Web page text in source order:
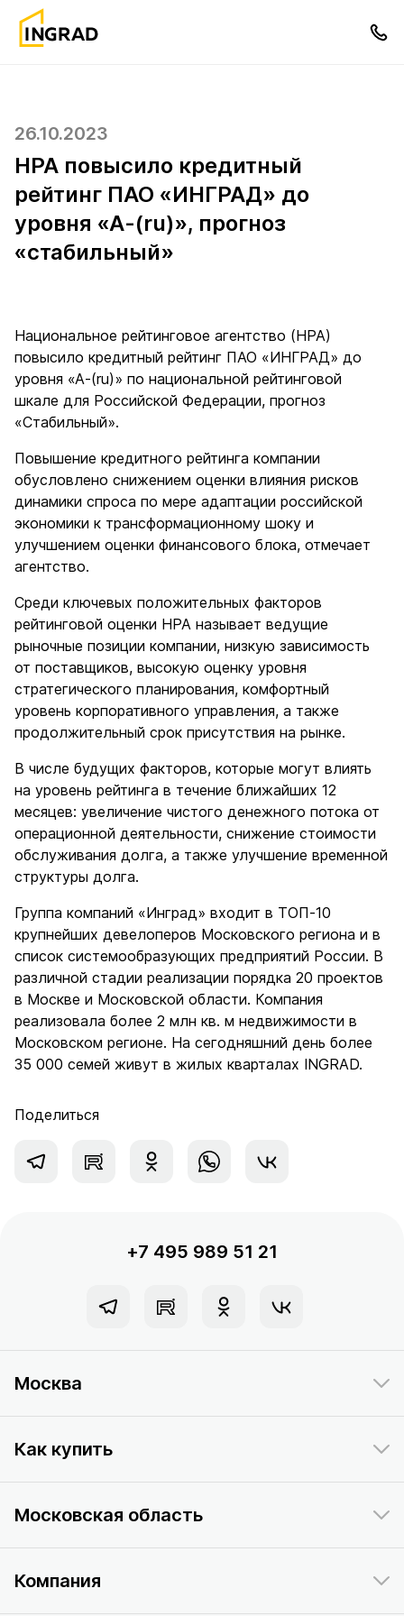
26.10.2023
НРА повысило кредитный
рейтинг ПАО «ИНГРАД» до
уровня «А-(ru)», прогноз
«стабильный»
Национальное рейтинговое агентство (НРА)
повысило кредитный рейтинг ПАО «ИНГРАД» до
уровня «А-(ru)» по национальной рейтинговой
шкале для Российской Федерации, прогноз
«Стабильный».
Повышение кредитного рейтинга компании
обусловлено снижением оценки влияния рисков
динамики спроса по мере адаптации российской
экономики к трансформационному шоку и
улучшением оценки финансового блока, отмечает
агентство.
Среди ключевых положительных факторов
рейтинговой оценки НРА называет ведущие
рыночные позиции компании, низкую зависимость
от поставщиков, высокую оценку уровня
стратегического планирования, комфортный
уровень корпоративного управления, а также
продолжительный срок присутствия на рынке.
В числе будущих факторов, которые могут влиять
на уровень рейтинга в течение ближайших 12
месяцев: увеличение чистого денежного потока от
операционной деятельности, снижение стоимости
обслуживания долга, а также улучшение временной
структуры долга.
Группа компаний «Инград» входит в ТОП-10
крупнейших девелоперов Московского региона и в
список системообразующих предприятий России. В
различной стадии реализации порядка 20 проектов
в Москве и Московской области. Компания
реализовала более 2 млн кв. м недвижимости в
Московском регионе. На сегодняшний день более
35 000 семей живут в жилых кварталах INGRAD.
Поделиться
+7 495 989 51 21
Москва
Как купить
Московская область
Компания